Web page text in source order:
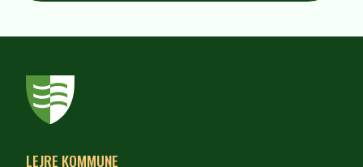
LEJRE KOMMUNE